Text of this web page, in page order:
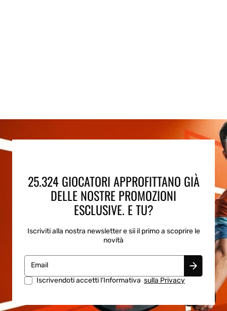
25.324 GIOCATORI APPROFITTANO GIÀ
DELLE NOSTRE PROMOZIONI
ESCLUSIVE. E TU?
Iscriviti alla nostra newsletter e sii il primo a scoprire le
novità
Email
Iscrivendoti accetti l'Informativa sulla Privacy